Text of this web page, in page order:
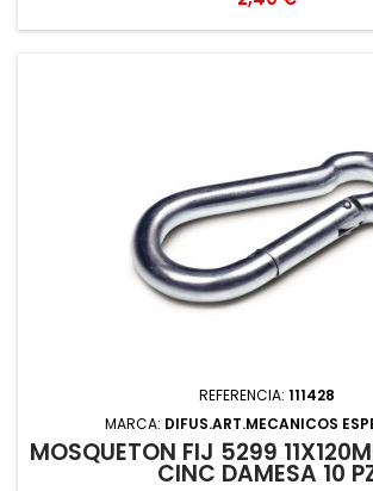
REFERENCIA: 111428
MARCA: DIFUS.ART.MECANICOS
MOSQUETON FIJ 5299
CINC DAMESA 10